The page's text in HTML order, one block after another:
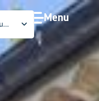
Português
Menu